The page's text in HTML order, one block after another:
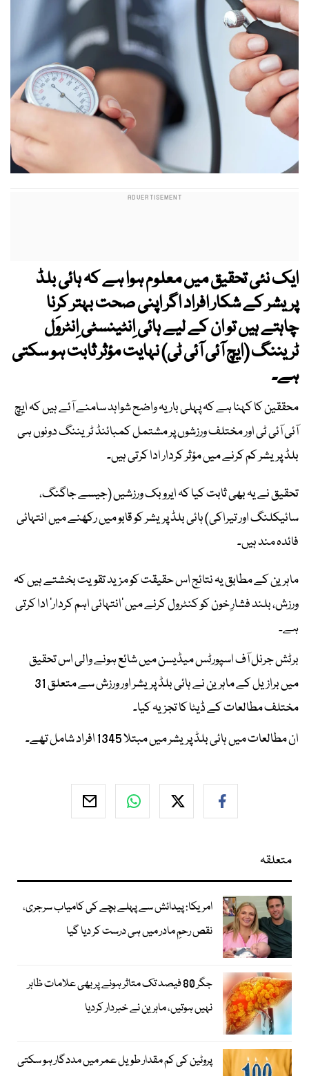
ایک نئی تحقیقمیں معلوم ہوا ہے کہہائی بلڈ
پریشر کے شکار افراد اگر اپنی صحت بہتر کرنا
چاہتے ہیں تو ان کے لیے ہائی اِنٹینسٹی اِنٹروَل
ٹریننگ (ایچ آئی آئی ٹی)نہایت مؤثر ثابت ہو سکتی
ہے۔
محققین کا کہنا ہے کہ پہلی بار یہ واضح شواہد سامنے آئے ہیں کہ ایچ
آئی آئی ٹی اور مختلف ورزشوں پر مشتمل کمبائنڈ ٹریننگ دونوں ہی
بلڈ پریشر کم کرنے میں مؤثر کردار ادا کرتی ہیں۔
تحقیق نے یہ بھی ثابت کیا کہ ایروبک ورزشیں (جیسے جاگنگ،
سائیکلنگ اور تیراکی) ہائی بلڈ پریشر کو قابو میں رکھنے میں انتہائی
فائدہ مند ہیں۔
ماہرین کے مطابق یہ نتائج اس حقیقت کو مزید تقویت بخشتے ہیں کہ
ورزش، بلند فشارِ خون کو کنٹرول کرنے میں ’انتہائی اہم کردار‘ ادا کرتی
ہے۔
برٹش جرنل آف اسپورٹس میڈیسن میں شائع ہونے والی اس تحقیق
میں برازیل کے ماہرین نے ہائی بلڈ پریشر اور ورزش سے متعلق 31
مختلف مطالعات کے ڈیٹا کا تجزیہ کیا۔
ان مطالعات میں ہائی بلڈ پریشر میں مبتلا 1345 افراد شامل تھے۔
متعلقہ
امریکا: پیدائش سے پہلے بچے کی کامیاب سرجری،
نقص رحمِ مادر میں ہی درست کر دیا گیا
جگر 80 فیصد تک متاثر ہونے پر بھی علامات ظاہر
نہیں ہوتیں، ماہرین نے خبردار کردیا
پروٹین کی کم مقدار طویل عمر میں مددگار ہو سکتی